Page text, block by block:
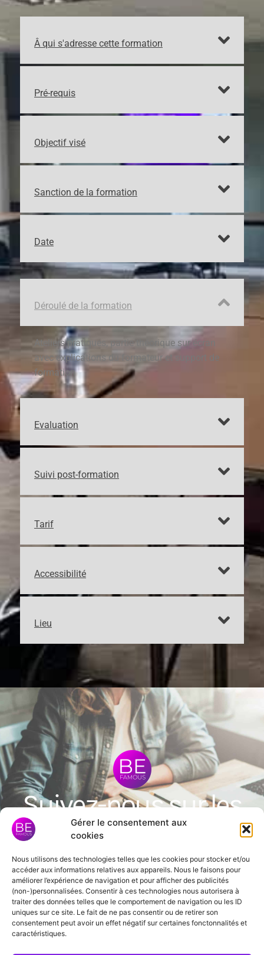
Gérer le consentement aux
cookies
Nous utilisons des technologies telles que les cookies pour stocker et/ou
accéder aux informations relatives aux appareils. Nous le faisons pour
améliorer l’expérience de navigation et pour afficher des publicités
(non-)personnalisées. Consentir à ces technologies nous autorisera à
traiter des données telles que le comportement de navigation ou les ID
uniques sur ce site. Le fait de ne pas consentir ou de retirer son
consentement peut avoir un effet négatif sur certaines fonctonnalités et
caractéristiques.
Â qui s'adresse cette formation
Pré-requis
Objectif visé
Sanction de la formation
Date
Déroulé de la formation
Ateliers pratiques, partie théorique sur écran
avec explications du formateur et support de
formation
Evaluation
Suivi post-formation
Tarif
Accessibilité
Lieu
Suivez-nous sur les
réseaux sociaux
N’hésitez pas à liker et à partager nos
réseaux sociaux !